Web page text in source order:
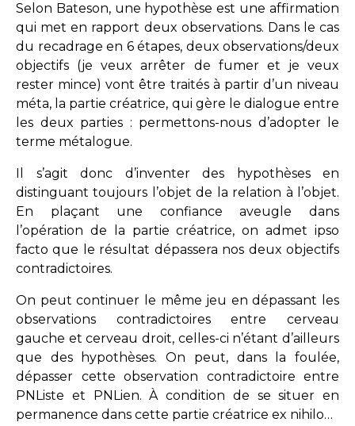
Selon Bateson, une hypothèse est une affirmation
qui met en rapport deux observations. Dans le cas
du recadrage en 6 étapes, deux observations/deux
objectifs (je veux arrêter de fumer et je veux
rester mince) vont être traités à partir d’un niveau
méta, la partie créatrice, qui gère le dialogue entre
les deux parties : permettons-nous d’adopter le
terme métalogue.
Il s’agit donc d’inventer des hypothèses en
distinguant toujours l’objet de la relation à l’objet.
En plaçant une confiance aveugle dans
l’opération de la partie créatrice, on admet ipso
facto que le résultat dépassera nos deux objectifs
contradictoires.
On peut continuer le même jeu en dépassant les
observations contradictoires entre cerveau
gauche et cerveau droit, celles-ci n’étant d’ailleurs
que des hypothèses. On peut, dans la foulée,
dépasser cette observation contradictoire entre
PNListe et PNLien. À condition de se situer en
permanence dans cette partie créatrice ex nihilo…